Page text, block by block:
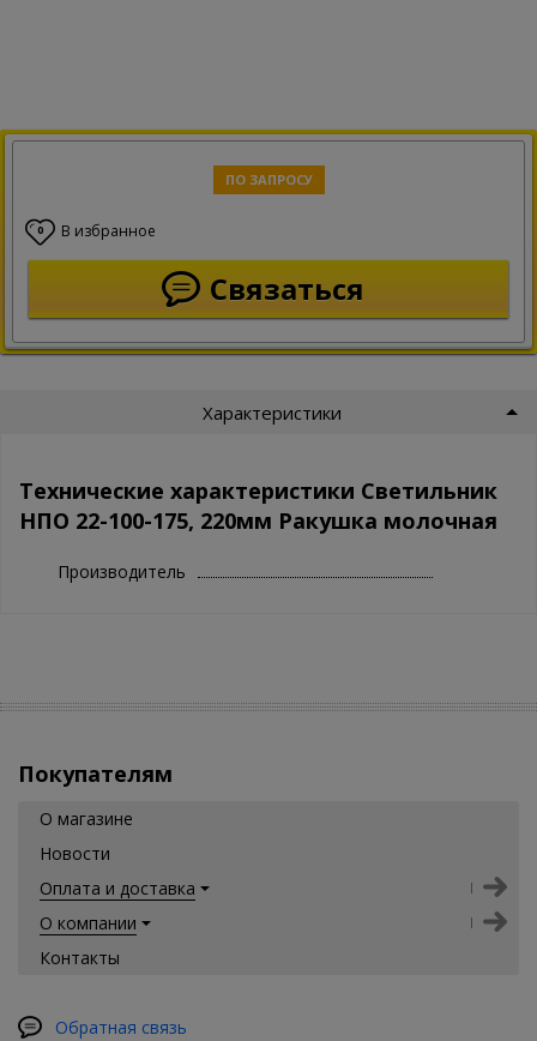
ПО ЗАПРОСУ
0 В избранное
Связаться
Характеристики
Технические характеристики Светильник
НПО 22-100-175, 220мм Ракушка молочная
Производитель
Покупателям
О магазине
Новости
Оплата и доставка
О компании
Контакты
Обратная связь